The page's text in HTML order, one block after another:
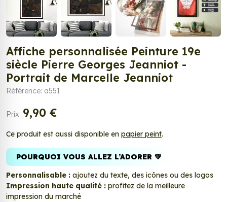
Affiche personnalisée Peinture 19e
siècle Pierre Georges Jeanniot -
Portrait de Marcelle Jeanniot
Référence: a551
Prix: 9,90 €
Ce produit est aussi disponible en papier peint.
POURQUOI VOUS ALLEZ L’ADORER 💚
Personnalisable : ajoutez du texte, des icônes ou des logos
Impression haute qualité : profitez de la meilleure
impression du marché